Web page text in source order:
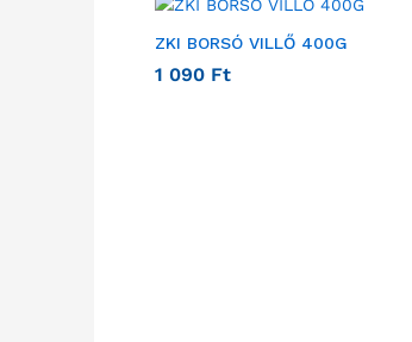
ZKI BORSÓ VILLŐ 400G
1 090 Ft